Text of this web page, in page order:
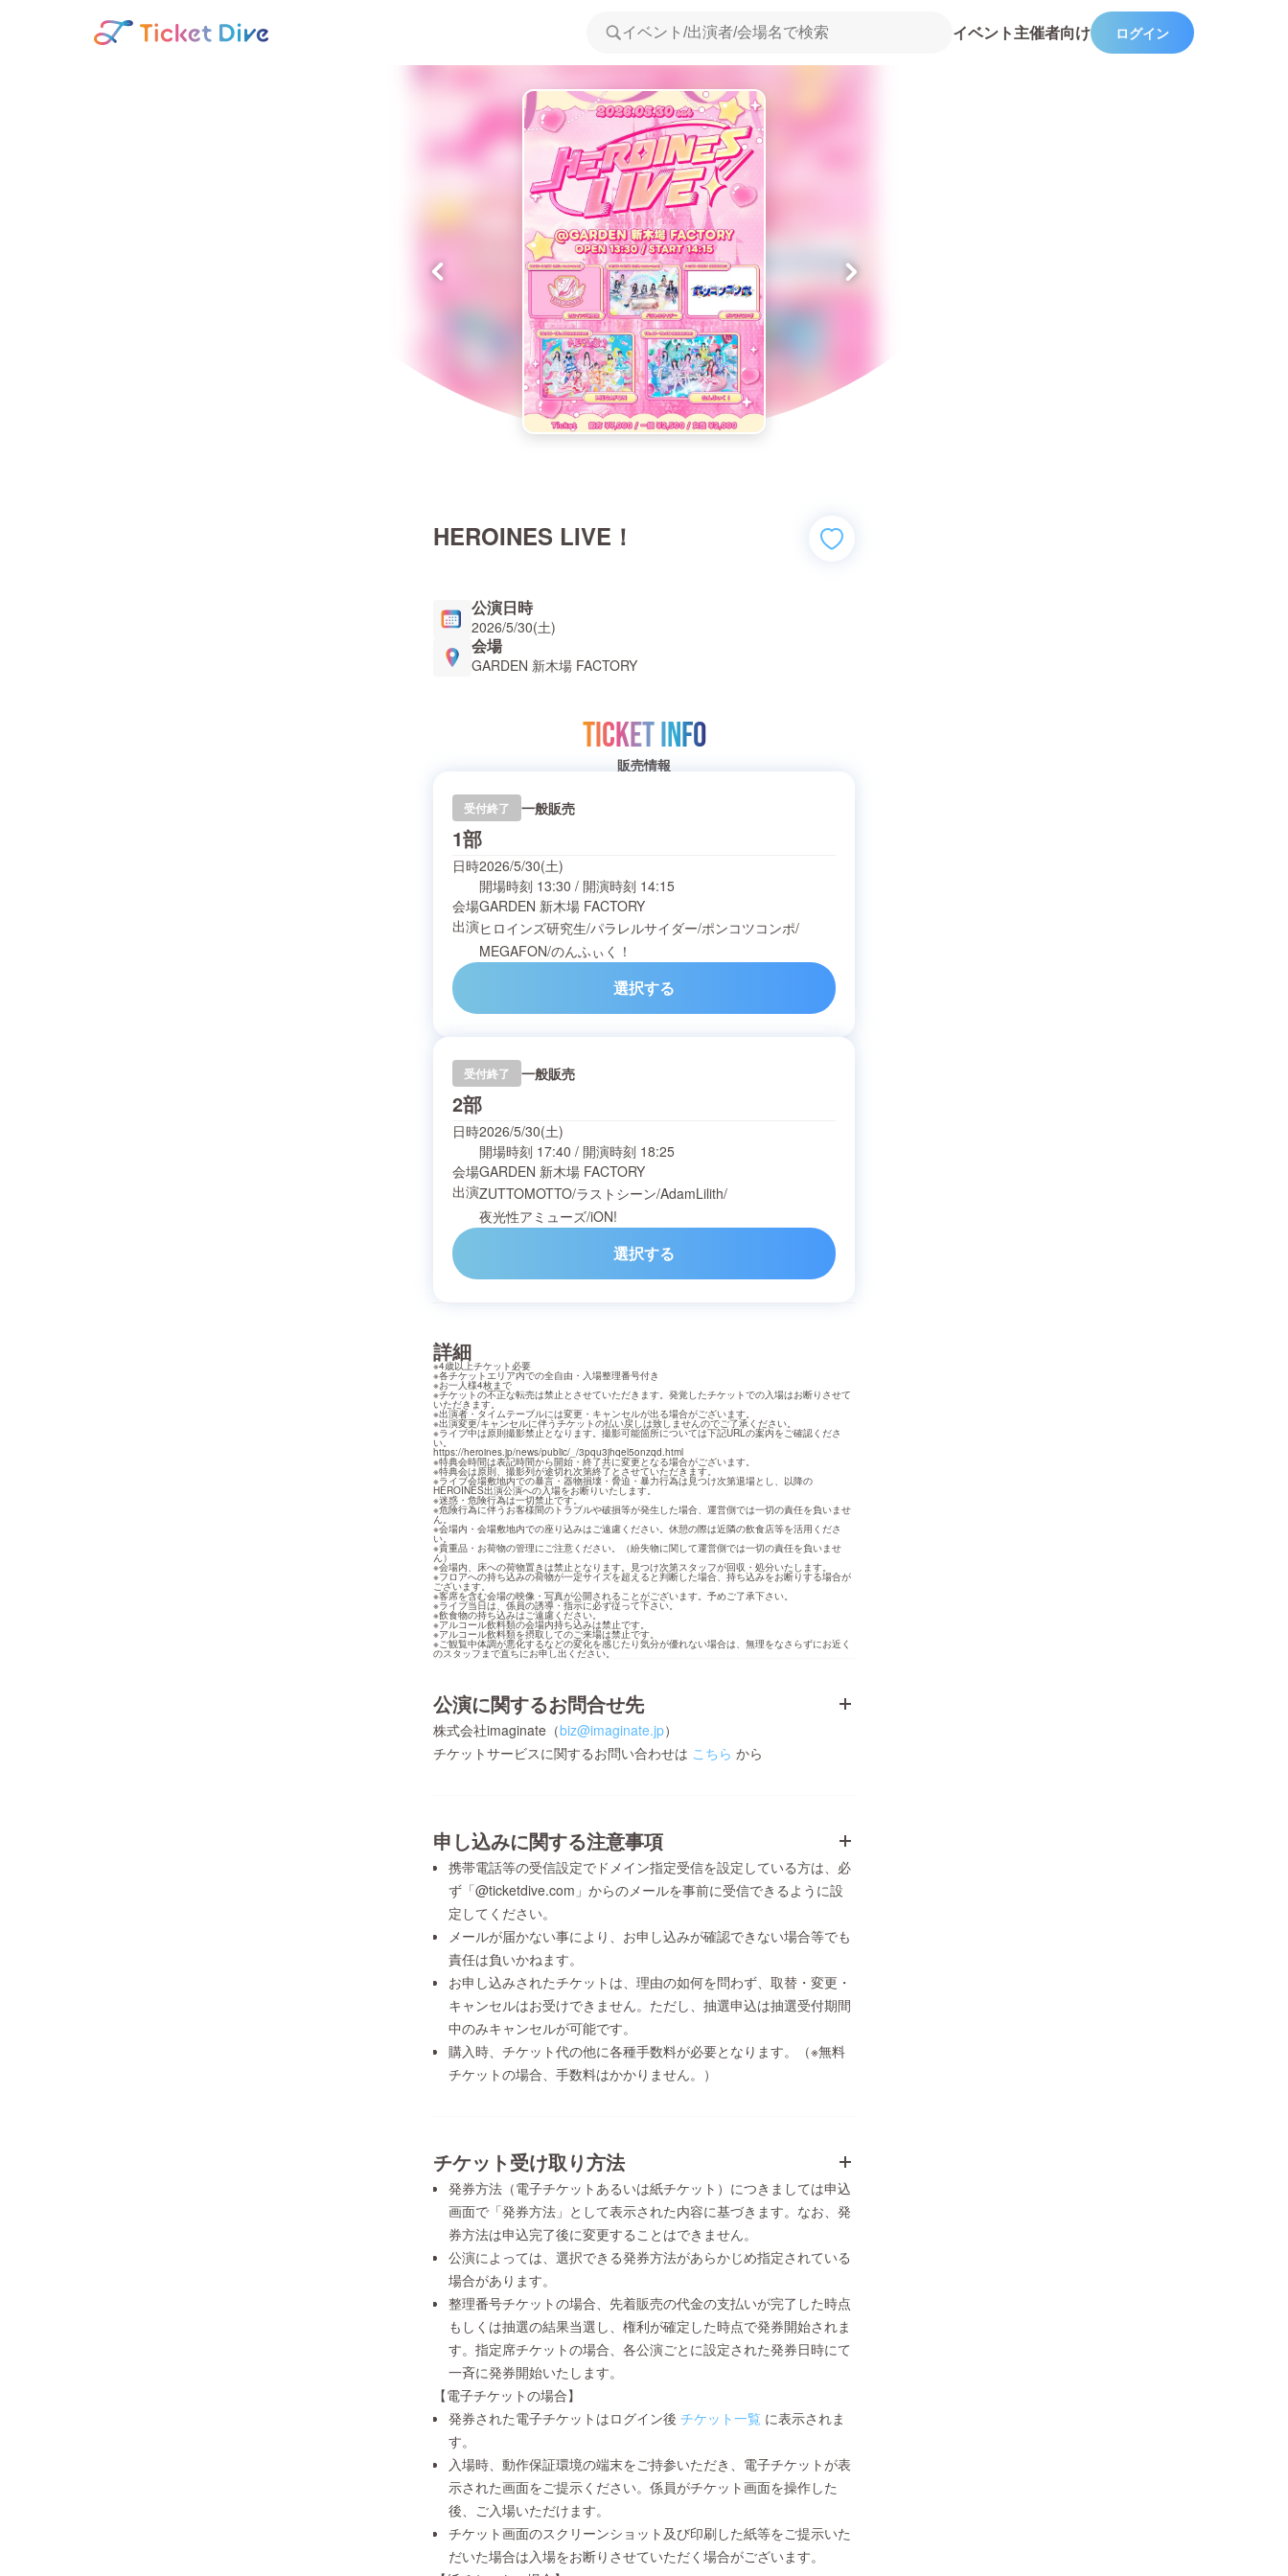
イベント主催者向け ログイン
HEROINES LIVE！
公演日時
2026/5/30(土)
会場
GARDEN 新木場 FACTORY
TICKET INFO
販売情報
受付終了 一般販売
1部
日時2026/5/30(土)
開場時刻 13:30 / 開演時刻 14:15
会場GARDEN 新木場 FACTORY
出演ヒロインズ研究生/パラレルサイダー/ポンコツコンポ/
MEGAFON/のんふぃく！
選択する
受付終了 一般販売
2部
日時2026/5/30(土)
開場時刻 17:40 / 開演時刻 18:25
会場GARDEN 新木場 FACTORY
出演ZUTTOMOTTO/ラストシーン/AdamLilith/
夜光性アミューズ/iON!
選択する
詳細
※4歳以上チケット必要
※各チケットエリア内での全自由・入場整理番号付き
※お一人様4枚まで
※チケットの不正な転売は禁止とさせていただきます。発覚したチケットでの入場はお断りさせて
いただきます。
※出演者・タイムテーブルには変更・キャンセルが出る場合がございます。
※出演変更/キャンセルに伴うチケットの払い戻しは致しませんのでご了承ください。
※ライブ中は原則撮影禁止となります。撮影可能箇所については下記URLの案内をご確認くださ
https://heroines.jp/news/public/_/3pqu3jhqel5onzqd.html
※特典会時間は表記時間から開始・終了共に変更となる場合がございます。
※特典会は原則、撮影列が途切れ次第終了とさせていただきます。
※ライブ会場敷地内での暴言・器物損壊・脅迫・暴力行為は見つけ次第退場とし、以降の
HEROINES出演公演への入場をお断りいたします。
※迷惑・危険行為は一切禁止です。
※危険行為に伴うお客様間のトラブルや破損等が発生した場合、運営側では一切の責任を負いませ
ん。
※会場内・会場敷地内での座り込みはご遠慮ください。休憩の際は近隣の飲食店等を活用くださ
い。
※貴重品・お荷物の管理にご注意ください。（紛失物に関して運営側では一切の責任を負いませ
ん）
※会場内、床への荷物置きは禁止となります。見つけ次第スタッフが回収・処分いたします。
※フロアへの持ち込みの荷物が一定サイズを超えると判断した場合、持ち込みをお断りする場合が
ございます。
※客席を含む会場の映像・写真が公開されることがございます。予めご了承下さい。
※ライブ当日は、係員の誘導・指示に必ず従って下さい。
※飲食物の持ち込みはご遠慮ください。
※アルコール飲料類の会場内持ち込みは禁止です。
※アルコール飲料類を摂取してのご来場は禁止です。
※ご観覧中体調が悪化するなどの変化を感じたり気分が優れない場合は、無理をなさらずにお近く
のスタッフまで直ちにお申し出ください。
公演に関するお問合せ先
株式会社imaginate（biz@imaginate.jp）
チケットサービスに関するお問い合わせは こちら から
申し込みに関する注意事項
携帯電話等の受信設定でドメイン指定受信を設定している方は、必
ず「@ticketdive.com」からのメールを事前に受信できるように設
定してください。
メールが届かない事により、お申し込みが確認できない場合等でも
責任は負いかねます。
お申し込みされたチケットは、理由の如何を問わず、取替・変更・
キャンセルはお受けできません。ただし、抽選申込は抽選受付期間
中のみキャンセルが可能です。
購入時、チケット代の他に各種手数料が必要となります。（※無料
チケットの場合、手数料はかかりません。）
チケット受け取り方法
発券方法（電子チケットあるいは紙チケット）につきましては申込
画面で「発券方法」として表示された内容に基づきます。なお、発
券方法は申込完了後に変更することはできません。
公演によっては、選択できる発券方法があらかじめ指定されている
場合があります。
整理番号チケットの場合、先着販売の代金の支払いが完了した時点
もしくは抽選の結果当選し、権利が確定した時点で発券開始されま
す。指定席チケットの場合、各公演ごとに設定された発券日時にて
一斉に発券開始いたします。
【電子チケットの場合】
発券された電子チケットはログイン後 チケット一覧 に表示されま
す。
入場時、動作保証環境の端末をご持参いただき、電子チケットが表
示された画面をご提示ください。係員がチケット画面を操作した
後、ご入場いただけます。
チケット画面のスクリーンショット及び印刷した紙等をご提示いた
だいた場合は入場をお断りさせていただく場合がございます。